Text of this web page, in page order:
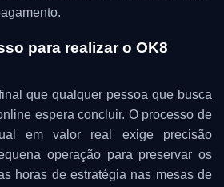
para realizar o OK8
que qualquer pessoa que busca
espera concluir. O processo de
em valor real exige precisão
operação para preservar os
horas de estratégia nas mesas de